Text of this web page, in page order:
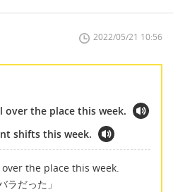
2022/05/21 10:56
over the place this week.
shifts this week.
the place this week.
ラだった」